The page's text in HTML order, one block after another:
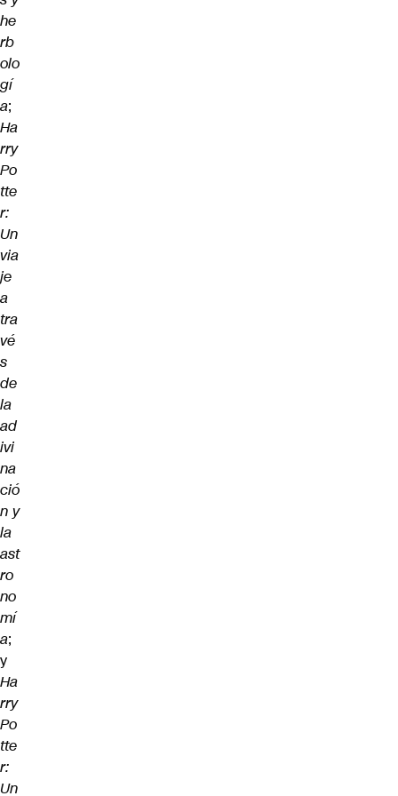
he
rb
olo
gí
a;
Ha
rry
Po
tte
r:
Un
via
je
a
tra
vé
s
de
la
ad
ivi
na
ció
n y
la
ast
ro
no
mí
a;
y
Ha
rry
Po
tte
r:
Un